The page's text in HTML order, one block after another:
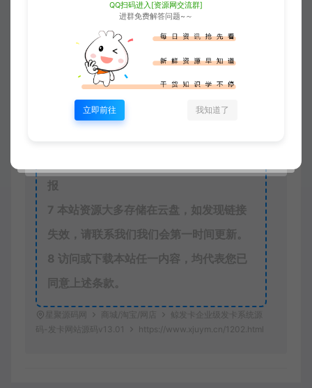
本站非盈利性网站，所有付费功能，均
为用户为本站捐赠打赏，本站不贩卖任何
本站一切内容不代表本站立场，并不代
表本站赞同其观点和对其真实性负责。
报
7 本站资源大多存储在云盘，如发现链接
失效，请联系我们我们会第一时间更新。
8 访问或下载本站任一内容，均代表您已
同意上述条款。
星聚源码网 商城/淘宝/网店
鲸发卡企业级发卡系统源
码-发卡网站源码v13.01
https://www.xjuym.cn/1202.html
QQ扫码进入[资源网交流群]
进群免费解答问题~～
立即前往 我知道了